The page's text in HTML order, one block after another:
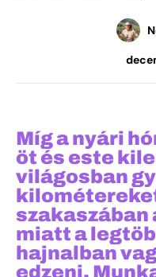
Míg a nyári
öt és este
világosban
miatt a
hajnalban